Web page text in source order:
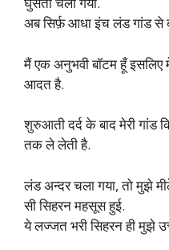
अब सिर्फ़ आधा इंच लंड गांड से
मैं एक अनुभवी बॉटम हूँ
आदत है.
शुरुआती दर्द के बाद मेरी गांड
तक ले लेती है.
लंड अन्दर चला गया, तो मुझे
सी सिहरन महसूस हुई.
ये लज्जत भरी सिहरन ही मुझे